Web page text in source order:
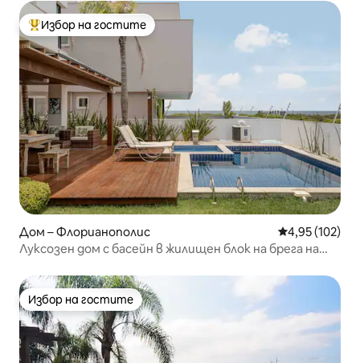
Най-популярен избор на гостите
Избор на гостите
Дом – Флорианополис Средна
4,95 (102)
Луксозен дом с басейн в жилищен блок на брега на
Избор на гостите
Избор на гостите